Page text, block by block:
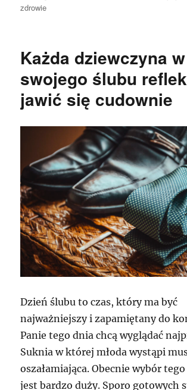
publikacji
zdrowie
Każda dziewczyna
swojego ślubu
jawić się cudownie
Dzień ślubu to czas, który ma być
najważniejszy i zapamiętany do
Panie tego dnia chcą wyglądać
Suknia w której młoda wystąpi
oszałamiająca. Obecnie wybór
jest bardzo duży. Sporo gotowych